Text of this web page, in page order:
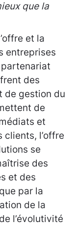
que la
et la
entreprises
des
de gestion du
de
et
clients, l’offre
se
des
et des
par la
de la
l’évolutivité